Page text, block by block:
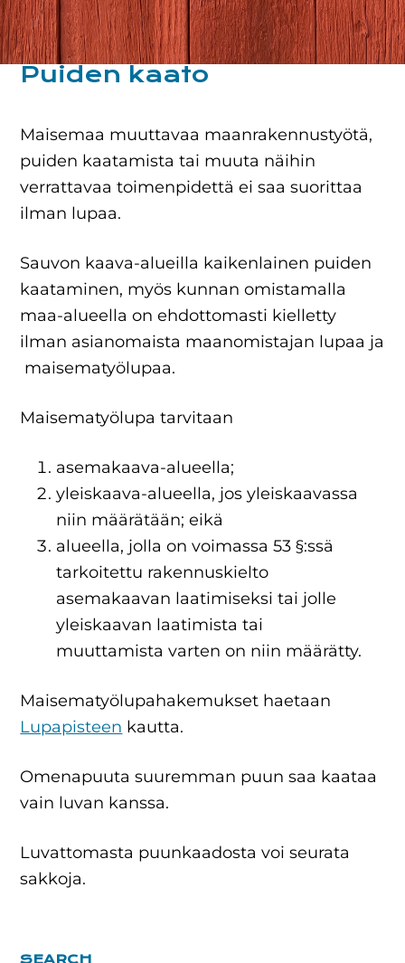
Puiden kaato
Maisemaa muuttavaa maanrakennustyötä,
puiden kaatamista tai muuta näihin
verrattavaa toimenpidettä ei saa suorittaa
ilman lupaa.
Sauvon kaava-alueilla kaikenlainen puiden
kaataminen, myös kunnan omistamalla
maa-alueella on ehdottomasti kielletty
ilman asianomaista maanomistajan lupaa ja
maisematyölupaa.
Maisematyölupa tarvitaan
asemakaava-alueella;
yleiskaava-alueella, jos yleiskaavassa
niin määrätään; eikä
alueella, jolla on voimassa 53 §:ssä
tarkoitettu rakennuskielto
asemakaavan laatimiseksi tai jolle
yleiskaavan laatimista tai
muuttamista varten on niin määrätty.
Maisematyölupahakemukset haetaan
Lupapisteen kautta.
Omenapuuta suuremman puun saa kaataa
vain luvan kanssa.
Luvattomasta puunkaadosta voi seurata
sakkoja.
SEARCH